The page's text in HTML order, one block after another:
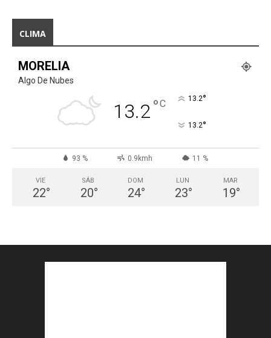
CLIMA
MORELIA
Algo De Nubes
13.2°C 13.2°
13.2°
93 % 0.9kmh 11 %
VIE
22°
SÁB
20°
DOM
24°
LUN
23°
MAR
19°